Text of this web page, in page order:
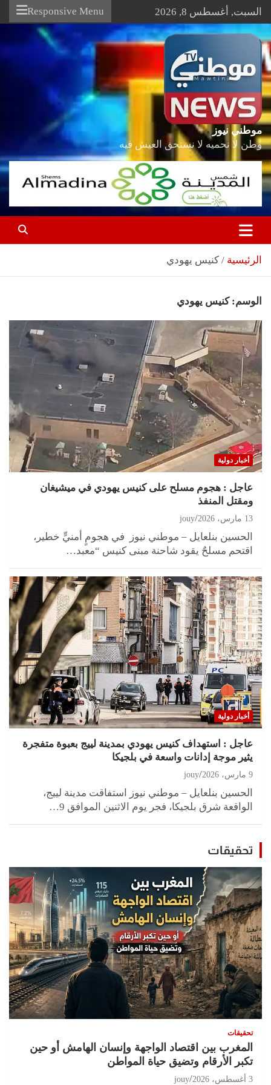
Skip
content
السبت, أغسطس 8, 2026 Responsive Menu
موطني نيوز
وطن لا نحميه لا نستحق العيش فيه
الرئيسية كنيس يهودي
الوسم:كنيس يهودي
أخبار دولية
عاجل : هجوم مسلح على كنيس يهودي في ميشيغان
ومقتل المنفذ
13 مارس، 2026 jouy
الحسين بنلعايل – موطني نيوز في هجومٍ أمنيٍّ خطير،
اقتحم مسلحٌ يقود شاحنة مبنى كنيس “معبد…
أخبار دولية
عاجل : استهداف كنيس يهودي بمدينة لييج بعبوة متفجرة
يثير موجة إدانات واسعة في بلجيكا
9 مارس، 2026 jouy
الحسين بنلعايل – موطني نيوز استفاقت مدينة لييج،
الواقعة شرق بلجيكا، فجر يوم الاثنين الموافق 9…
تحقيقات
تحقيقات
المغرب بين اقتصاد الواجهة وإنسان الهامش أو حين
تكبر الأرقام وتضيق حياة المواطن
3 أغسطس، 2026 jouy